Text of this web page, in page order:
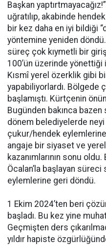
Başkan
uğratılıp, akabinde
bir kez daha en iyi bildiği
yöntemine yeniden
süreç çok kıymetli bir
100’ün üzerinde
Kısmî yerel özerklik gibi
yapabiliyorlardı. Bölgede
başlamıştı. Kürtçenin
Bugünden bakınca bazen
dönem belediyelerde neyi
çukur/hendek
angaje bir siyaset ve yerel
kazanımlarının sonu
Öcalan’la başlayan süreci
eylemlerine geri döndü.
1 Ekim 2024’ten beri
başladı. Bu kez yine
Geçmişten ders
yıldır hapiste